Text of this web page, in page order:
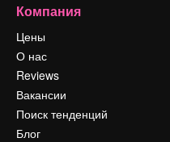
Компания
Цены
О нас
Reviews
Вакансии
Поиск тенденций
Блог